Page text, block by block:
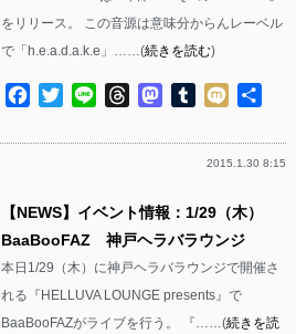
をリリース。 この音源は意味分からんレーベル
で「h.e.a.d.a.k.e」……(続きを読む)
Facebook
TwitterLine ThreadsMastodon
Tumblr
Mixi
2015.1.30 8:15
【NEWS】イベント情報：1/29（木）
BaaBooFAZ 神戸ヘラバラウンジ
本日1/29（木）に神戸ヘラバラウンジで開催さ
れる『HELLUVA LOUNGE presents』で
BaaBooFAZがライブを行う。 『……(続きを読